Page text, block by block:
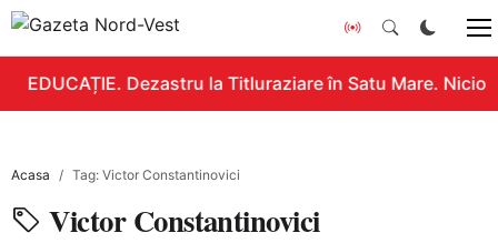
EDUCAȚIE. Dezastru la Titluraziare în Satu Mare.
Acasa Tag: Victor Constantinovici
Victor Constantinovici